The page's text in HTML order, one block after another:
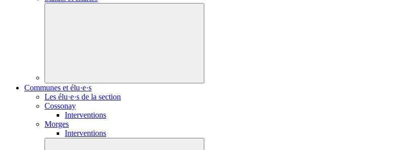
Communes et élu·e·s
Les élu·e·s de la section
Cossonay
Interventions
Morges
Interventions